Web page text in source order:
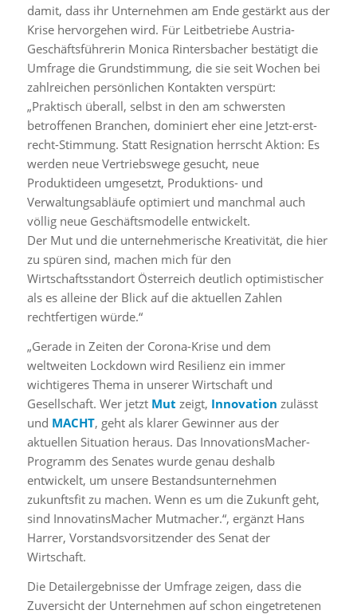
damit, dass ihr Unternehmen am Ende gestärkt aus der
Krise hervorgehen wird. Für Leitbetriebe Austria-
Geschäftsführerin Monica Rintersbacher bestätigt die
Umfrage die Grundstimmung, die sie seit Wochen bei
zahlreichen persönlichen Kontakten verspürt:
„Praktisch überall, selbst in den am schwersten
betroffenen Branchen, dominiert eher eine Jetzt-erst-
recht-Stimmung. Statt Resignation herrscht Aktion: Es
werden neue Vertriebswege gesucht, neue
Produktideen umgesetzt, Produktions- und
Verwaltungsabläufe optimiert und manchmal auch
völlig neue Geschäftsmodelle entwickelt.
Der Mut und die unternehmerische Kreativität, die hier
zu spüren sind, machen mich für den
Wirtschaftsstandort Österreich deutlich optimistischer
als es alleine der Blick auf die aktuellen Zahlen
rechtfertigen würde.“
„Gerade in Zeiten der Corona-Krise und dem
weltweiten Lockdown wird Resilienz ein immer
wichtigeres Thema in unserer Wirtschaft und
Gesellschaft. Wer jetzt Mut zeigt, Innovation zulässt
und MACHT, geht als klarer Gewinner aus der
aktuellen Situation heraus. Das InnovationsMacher-
Programm des Senates wurde genau deshalb
entwickelt, um unsere Bestandsunternehmen
zukunftsfit zu machen. Wenn es um die Zukunft geht,
sind InnovatinsMacher Mutmacher.“, ergänzt Hans
Harrer, Vorstandsvorsitzender des Senat der
Wirtschaft.
Die Detailergebnisse der Umfrage zeigen, dass die
Zuversicht der Unternehmen auf schon eingetretenen